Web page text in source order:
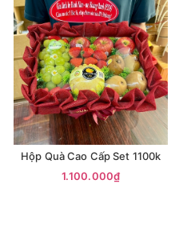
Hộp Quà Cao Cấp Set 1100k
1.100.000₫